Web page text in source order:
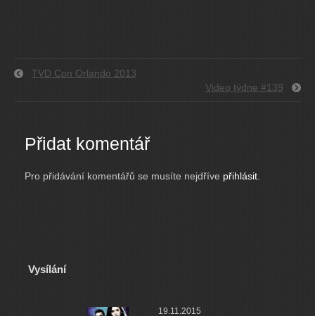
TVD Con Orlando 2013
Video týdne #139
Přidat komentář
Pro přidávání komentářů se musíte nejdříve přihlásit
Vysílání
19.11.2015